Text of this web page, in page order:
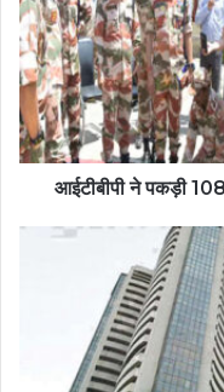
आईटीबीपी ने पकड़ी